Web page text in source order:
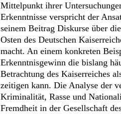
Mittelpunkt ihrer
Erkenntnisse verspricht der
seinem Beitrag Diskurse über
Osten des Deutschen
macht. An einem konkreten
Erkenntnisgewinn die bislang
Betrachtung des Kaiserreiches
zeitigen kann. Die Analyse der
Kriminalität, Rasse und
Fremdheit in der Gesellschaft